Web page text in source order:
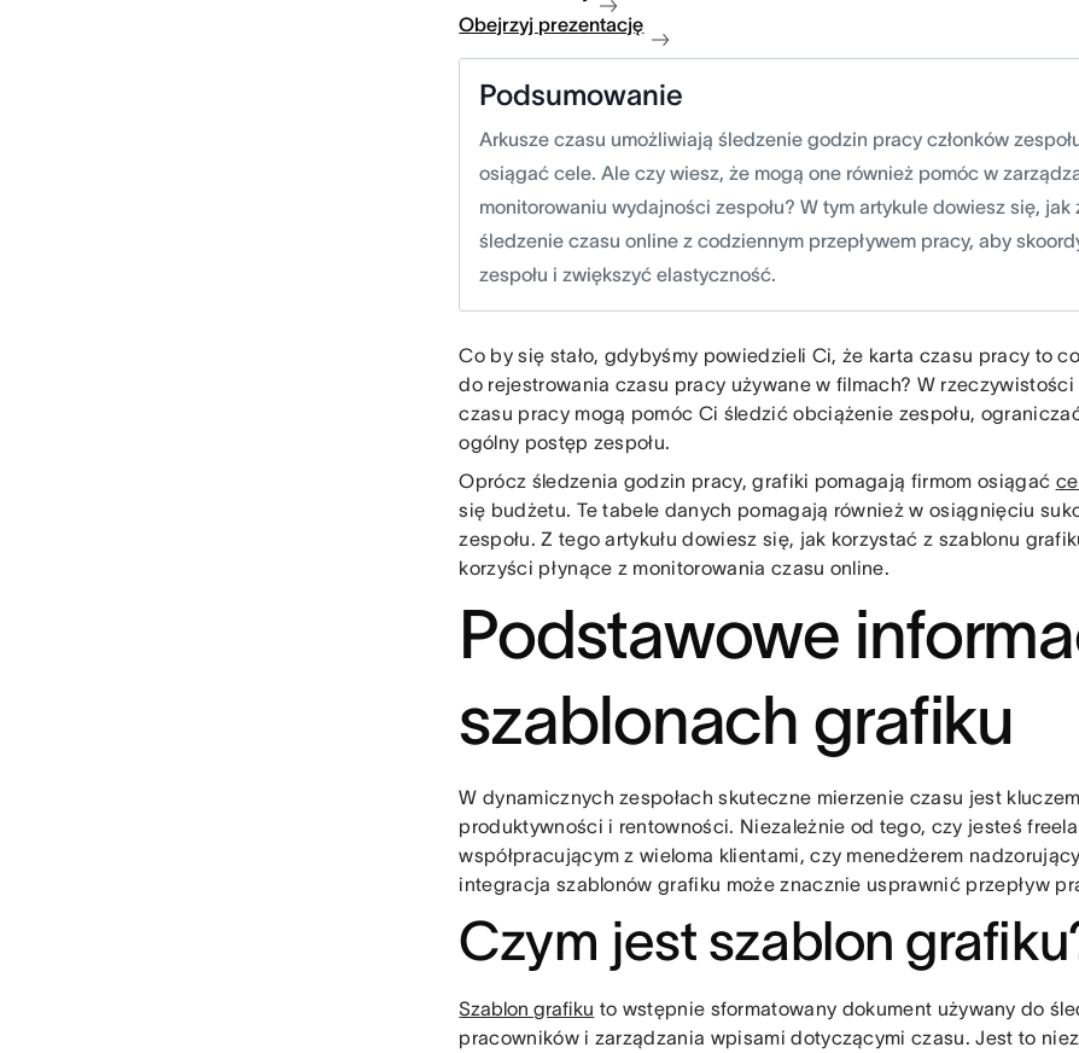
Obejrzyj prezentację
Podsumowanie
Arkusze czasu umożliwiają śledzenie godzin pracy członków
osiągać cele. Ale czy wiesz, że mogą one również pomóc w
monitorowaniu wydajności zespołu? W tym artykule dowiesz się,
śledzenie czasu online z codziennym przepływem pracy, aby
zespołu i zwiększyć elastyczność.
Co by się stało, gdybyśmy powiedzieli Ci, że karta czasu pracy to
do rejestrowania czasu pracy używane w filmach? W
czasu pracy mogą pomóc Ci śledzić obciążenie zespołu,
ogólny postęp zespołu.
Oprócz śledzenia godzin pracy, grafiki pomagają firmom osiągać
się budżetu. Te tabele danych pomagają również w osiągnięciu
zespołu. Z tego artykułu dowiesz się, jak korzystać z szablonu
korzyści płynące z monitorowania czasu online.
Podstawowe
szablonach grafiku
W dynamicznych zespołach skuteczne mierzenie czasu jest
produktywności i rentowności. Niezależnie od tego, czy jesteś
współpracującym z wieloma klientami, czy menedżerem
integracja szablonów grafiku może znacznie usprawnić przepływ
Czym jest szablon
Szablon grafiku to wstępnie sformatowany dokument używany do
pracowników i zarządzania wpisami dotyczącymi czasu. Jest to